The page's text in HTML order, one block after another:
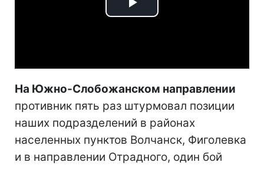
Play
На Южно-Слобожанском направлении
противник пять раз штурмовал позиции
наших подразделений в районах
населенных пунктов Волчанск, Фиголевка
и в направлении Отрадного, один бой